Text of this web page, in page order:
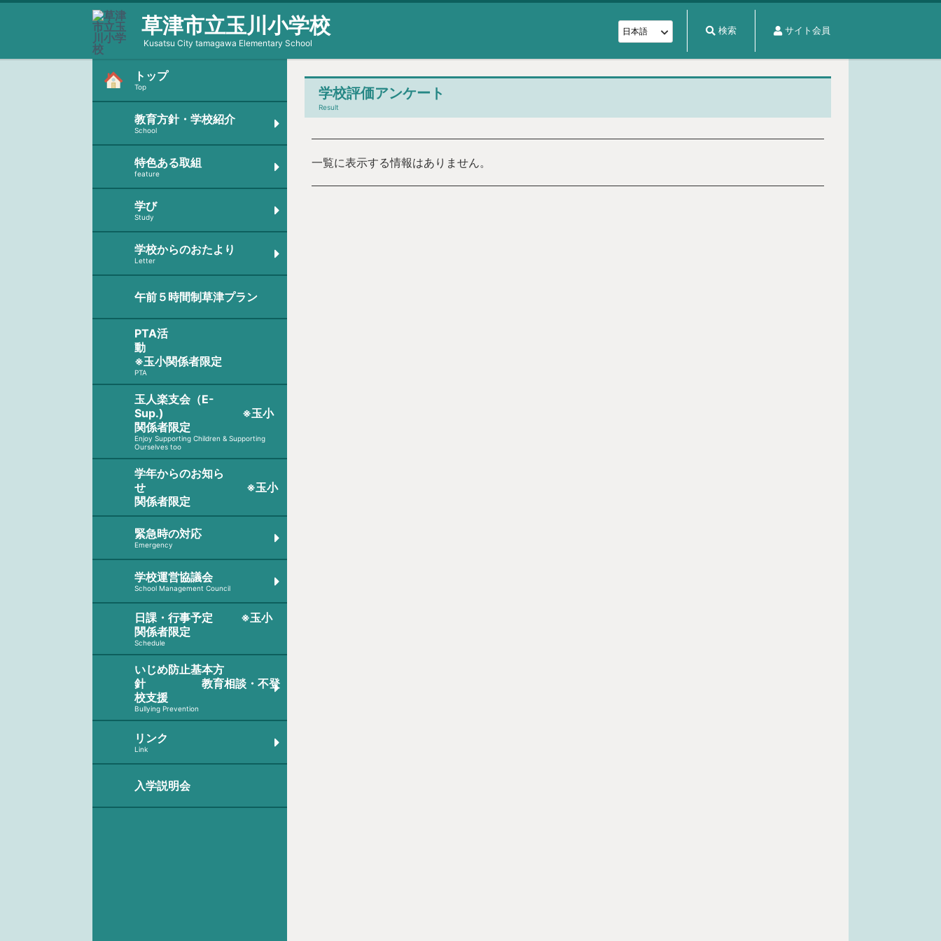
草津市立玉川小学校
Kusatsu City tamagawa Elementary School
検索 サイト会員
トップ
Top
教育方針・学校紹介
School
特色ある取組
feature
学び
Study
学校からのおたより
Letter
午前５時間制草津プラン
PTA活
動
※玉小関係者限定
PTA
玉人楽支会（E-
Sup.) ※玉小
関係者限定
Enjoy Supporting Children & Supporting
Ourselves too
学年からのお知ら
せ ※玉小
関係者限定
緊急時の対応
Emergency
学校運営協議会
School Management Council
日課・行事予定 ※玉小
関係者限定
Schedule
いじめ防止基本方
針 教育相談・不登
校支援
Bullying Prevention
リンク
Link
入学説明会
学校評価アンケート
Result
一覧に表示する情報はありません。